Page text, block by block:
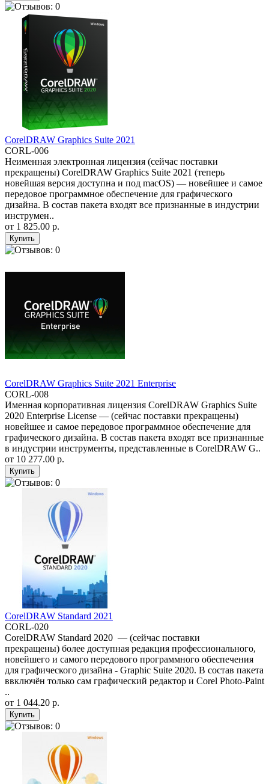
CorelDRAW Graphics Suite 2021
CORL-006
Неименная электронная лицензия (сейчас поставки
прекращены) CorelDRAW Graphics Suite 2021 (теперь
новейшая версия доступна и под macOS) — новейшее и самое
передовое программное обеспечение для графического
дизайна. В состав пакета входят все признанные в индустрии
инструмен..
от 1 825.00 р.
CorelDRAW Graphics Suite 2021 Enterprise
CORL-008
Именная корпоративная лицензия CorelDRAW Graphics Suite
2020 Enterprise License — (сейчас поставки прекращены)
новейшее и самое передовое программное обеспечение для
графического дизайна. В состав пакета входят все признанные
в индустрии инструменты, представленные в CorelDRAW G..
от 10 277.00 р.
CorelDRAW Standard 2021
CORL-020
CorelDRAW Standard 2020 — (сейчас поставки
прекращены) более доступная редакция профессионального,
новейшего и самого передового программного обеспечения
для графического дизайна - Graphic Suite 2020. В состав пакета
ввключён только сам графический редактор и Corel Photo-Paint
..
от 1 044.20 р.